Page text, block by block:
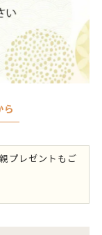
ら
プレゼントもご